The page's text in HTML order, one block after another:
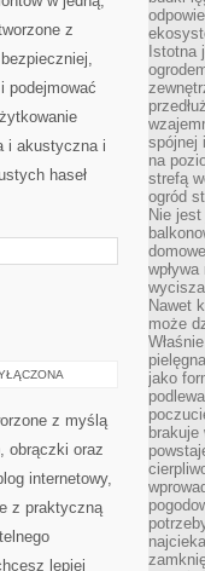
z
podejmować
i akustyczna i
haseł
z myślą
obrączki oraz
internetowy,
z praktyczną
lepiej
Istotna
spójnej
na
strefą
ogród
Nie
Nawet
może
jako